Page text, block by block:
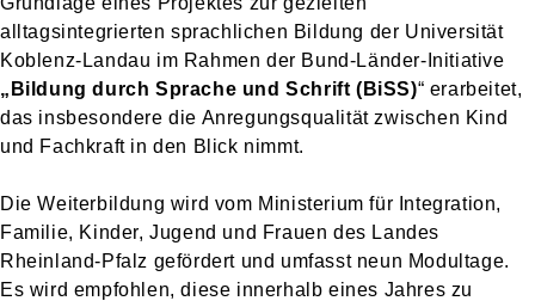
alltagsintegrierten sprachlichen Bildung der Universität
Koblenz-Landau im Rahmen der Bund-Länder-Initiative
„Bildung durch Sprache und Schrift (BiSS)“ erarbeitet,
das insbesondere die Anregungsqualität zwischen Kind
und Fachkraft in den Blick nimmt.
Die Weiterbildung wird vom Ministerium für Integration,
Familie, Kinder, Jugend und Frauen des Landes
Rheinland-Pfalz gefördert und umfasst neun Modultage.
Es wird empfohlen, diese innerhalb eines Jahres zu